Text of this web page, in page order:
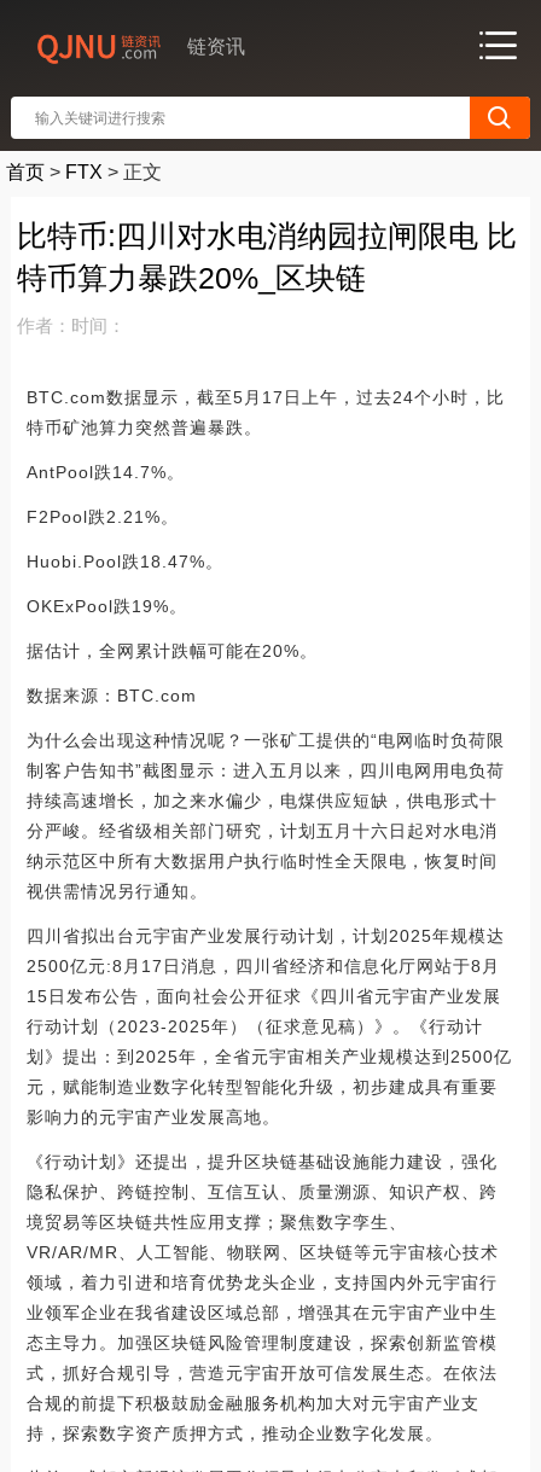
链资讯
首页 > FTX > 正文
比特币:四川对水电消纳园拉闸限电 比
特币算力暴跌20%_区块链
作者： 时间：
BTC.com数据显示，截至5月17日上午，过去24个小时，比
特币矿池算力突然普遍暴跌。
AntPool跌14.7%。
F2Pool跌2.21%。
Huobi.Pool跌18.47%。
OKExPool跌19%。
据估计，全网累计跌幅可能在20%。
数据来源：BTC.com
为什么会出现这种情况呢？一张矿工提供的“电网临时负荷限
制客户告知书”截图显示：进入五月以来，四川电网用电负荷
持续高速增长，加之来水偏少，电煤供应短缺，供电形式十
分严峻。经省级相关部门研究，计划五月十六日起对水电消
纳示范区中所有大数据用户执行临时性全天限电，恢复时间
视供需情况另行通知。
四川省拟出台元宇宙产业发展行动计划，计划2025年规模达
2500亿元:8月17日消息，四川省经济和信息化厅网站于8月
15日发布公告，面向社会公开征求《四川省元宇宙产业发展
行动计划（2023-2025年）（征求意见稿）》。《行动计
划》提出：到2025年，全省元宇宙相关产业规模达到2500亿
元，赋能制造业数字化转型智能化升级，初步建成具有重要
影响力的元宇宙产业发展高地。
《行动计划》还提出，提升区块链基础设施能力建设，强化
隐私保护、跨链控制、互信互认、质量溯源、知识产权、跨
境贸易等区块链共性应用支撑；聚焦数字孪生、
VR/AR/MR、人工智能、物联网、区块链等元宇宙核心技术
领域，着力引进和培育优势龙头企业，支持国内外元宇宙行
业领军企业在我省建设区域总部，增强其在元宇宙产业中生
态主导力。加强区块链风险管理制度建设，探索创新监管模
式，抓好合规引导，营造元宇宙开放可信发展生态。在依法
合规的前提下积极鼓励金融服务机构加大对元宇宙产业支
持，探索数字资产质押方式，推动企业数字化发展。